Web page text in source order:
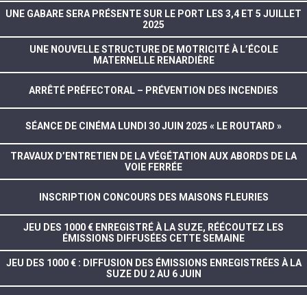
UNE GABARE SERA PRÉSENTE SUR LE PORT LES 3,4 ET 5 JUILLET
2025
UNE NOUVELLE STRUCTURE DE MOTRICITÉ À L’ÉCOLE
MATERNELLE RENARDIÈRE
ARRÊTÉ PRÉFECTORAL – PRÉVENTION DES INCENDIES
SÉANCE DE CINÉMA LUNDI 30 JUIN 2025 « LE ROUTARD »
TRAVAUX D’ENTRETIEN DE LA VÉGÉTATION AUX ABORDS DE LA
VOIE FERRÉE
INSCRIPTION CONCOURS DES MAISONS FLEURIES
JEU DES 1000 € ENREGISTRÉ À LA SUZE, RÉÉCOUTEZ LES
ÉMISSIONS DIFFUSÉES CETTE SEMAINE
JEU DES 1000 € : DIFFUSION DES ÉMISSIONS ENREGISTRÉES À LA
SUZE DU 2 AU 6 JUIN